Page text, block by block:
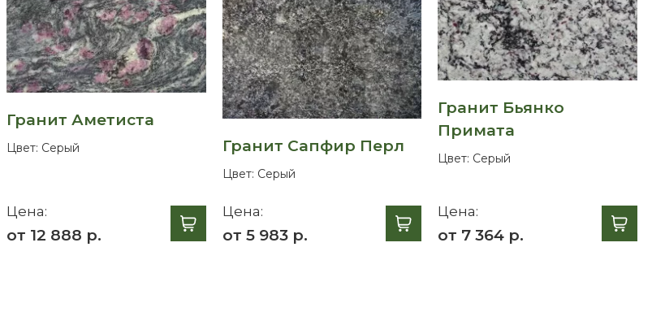
Гранит Аметиста
Цвет: Серый
Цена:
от 12 888 р.
Гранит Сапфир Перл
Цвет: Серый
Цена:
от 5 983 р.
Гранит Бьянко
Примата
Цвет: Серый
Цена:
от 7 364 р.